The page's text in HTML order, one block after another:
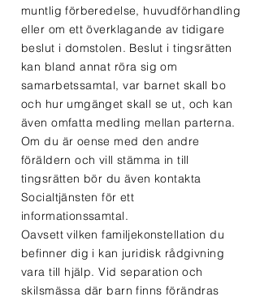
muntlig förberedelse, huvudförhandling
eller om ett överklagande av tidigare
beslut i domstolen. Beslut i tingsrätten
kan bland annat röra sig om
samarbetssamtal, var barnet skall bo
och hur umgänget skall se ut, och kan
även omfatta medling mellan parterna.
Om du är oense med den andre
föräldern och vill stämma in till
tingsrätten bör du även kontakta
Socialtjänsten för ett
informationssamtal.
Oavsett vilken familjekonstellation du
befinner dig i kan juridisk rådgivning
vara till hjälp. Vid separation och
skilsmässa där barn finns förändras